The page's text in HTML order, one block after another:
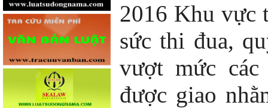
2016 Khu vực
sức thi đua,
vượt mức
được giao